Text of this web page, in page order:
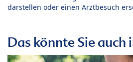
darstellen oder einen Arztbesuch
Das könnte Sie auch